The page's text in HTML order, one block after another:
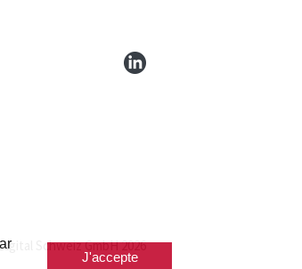
J'accepte
Schweiz GmbH 2026